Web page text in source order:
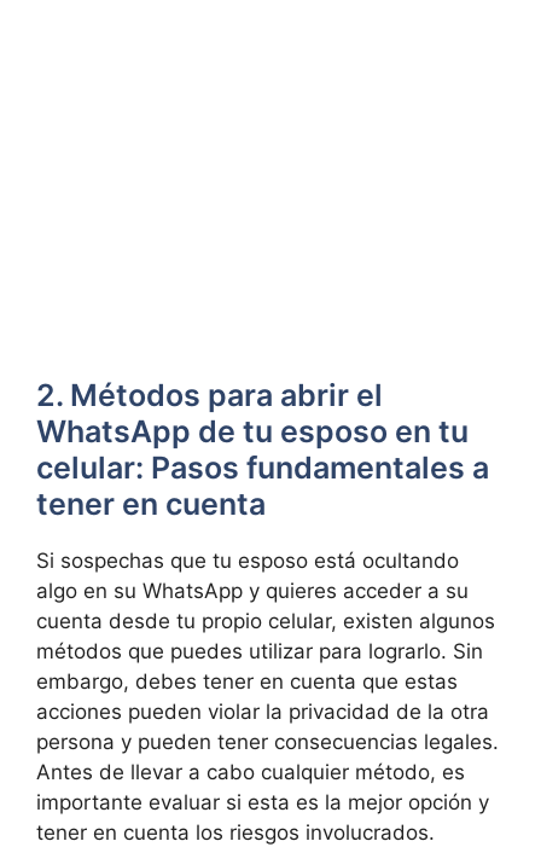
2. Métodos para abrir el
WhatsApp de tu esposo en tu
celular: Pasos fundamentales a
tener en cuenta
Si sospechas que tu esposo está ocultando
algo en su WhatsApp y quieres acceder a su
cuenta desde tu propio celular, existen algunos
métodos que puedes utilizar para lograrlo. Sin
embargo, debes tener en cuenta que estas
acciones pueden violar la privacidad de la otra
persona y pueden tener consecuencias legales.
Antes de llevar a cabo cualquier método, es
importante evaluar si esta es la mejor opción y
tener en cuenta los riesgos involucrados.